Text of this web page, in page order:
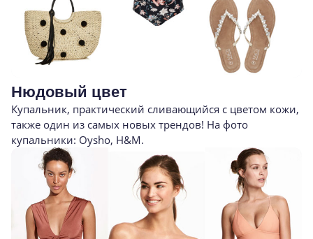
Нюдовый цвет
Купальник, практический сливающийся с цветом кожи,
также один из самых новых трендов! На фото
купальники: Oysho, H&M.